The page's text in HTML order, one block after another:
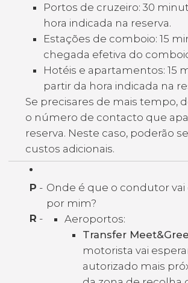
Portos de cruzeiro: 30
hora indicada na reserva.
Estações de comboio: 15
chegada efetiva do
Hotéis e apartamentos: 15
partir da hora indicada na
Se precisares de mais tempo,
o número de contacto que
reserva. Neste caso, poderão
custos adicionais.
P - Onde é que o condutor vai
por mim?
R -
Aeroportos:
Transfer
motorista vai
autorizado mais